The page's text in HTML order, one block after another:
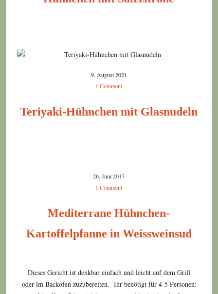
9. August 2021
1 Comment
Teriyaki-Hühnchen mit Glasnudeln
26. Juni 2017
1 Comment
Mediterrane Hühnchen-
Kartoffelpfanne in Weissweinsud
Dieses Gericht ist denkbar einfach und leicht auf dem Grill
oder im Backofen zuzubereiten. Ihr benötigt für 4-5 Personen: